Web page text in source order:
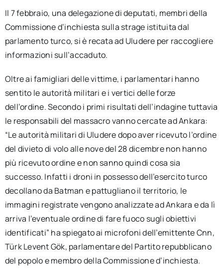
Il 7 febbraio, una delegazione di deputati, membri della
Commissione d’inchiesta sulla strage istituita dal
parlamento turco, si è recata ad Uludere per raccogliere
informazioni sull’accaduto.
Oltre ai famigliari delle vittime, i parlamentari hanno
sentito le autorità militari e i vertici delle forze
dell’ordine. Secondo i primi risultati dell’indagine tuttavia
le responsabili del massacro vanno cercate ad Ankara:
“Le autorità militari di Uludere dopo aver ricevuto l’ordine
del divieto di volo alle nove del 28 dicembre non hanno
più ricevuto ordine e non sanno quindi cosa sia
successo. Infatti i droni in possesso dell’esercito turco
decollano da Batman e pattugliano il territorio, le
immagini registrate vengono analizzate ad Ankara e da lì
arriva l’eventuale ordine di fare fuoco sugli obiettivi
identificati” ha spiegato ai microfoni dell’emittente Cnn,
Türk Levent Gök, parlamentare del Partito repubblicano
del popolo e membro della Commissione d’inchiesta.